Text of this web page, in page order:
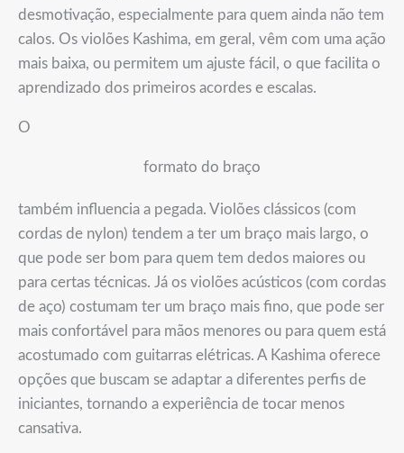
desmotivação, especialmente para quem ainda não tem
calos. Os violões Kashima, em geral, vêm com uma ação
mais baixa, ou permitem um ajuste fácil, o que facilita o
aprendizado dos primeiros acordes e escalas.
O
formato do braço
também influencia a pegada. Violões clássicos (com
cordas de nylon) tendem a ter um braço mais largo, o
que pode ser bom para quem tem dedos maiores ou
para certas técnicas. Já os violões acústicos (com cordas
de aço) costumam ter um braço mais fino, que pode ser
mais confortável para mãos menores ou para quem está
acostumado com guitarras elétricas. A Kashima oferece
opções que buscam se adaptar a diferentes perfis de
iniciantes, tornando a experiência de tocar menos
cansativa.